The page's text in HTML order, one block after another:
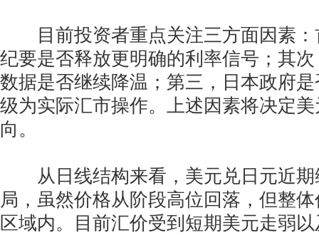
目前投资者重点关注三方面因素：
纪要是否释放更明确的利率信号；其
数据是否继续降温；第三，日本政府
级为实际汇市操作。上述因素将决定
向。
从日线结构来看，美元兑日元近期
局，虽然价格从阶段高位回落，但整
区域内。目前汇价受到短期美元走弱